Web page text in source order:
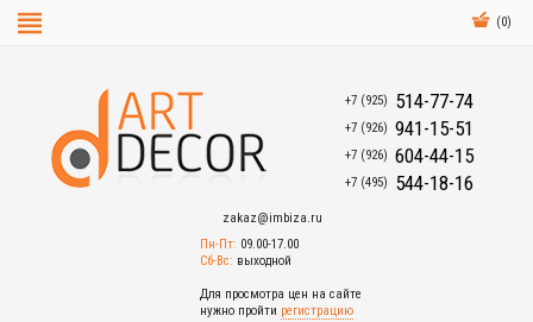
(0)
+7 (925) 514-77-74
+7 (926) 941-15-51
+7 (926) 604-44-15
+7 (495) 544-18-16
zakaz@imbiza.ru
Пн-Пт: 09.00-17.00
Сб-Вс: выходной
Для просмотра цен на сайте
нужно пройти регистрацию